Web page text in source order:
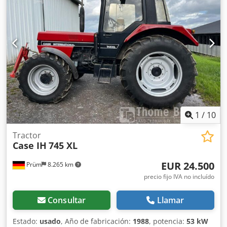
1 / 10
Prüm 8.265 km
Tractor
Case IH 745 XL
EUR 24.500
precio fijo IVA no incluído
Consultar Llamar
Estado: usado, Año de fabricación: 1988, potencia: 53 kW